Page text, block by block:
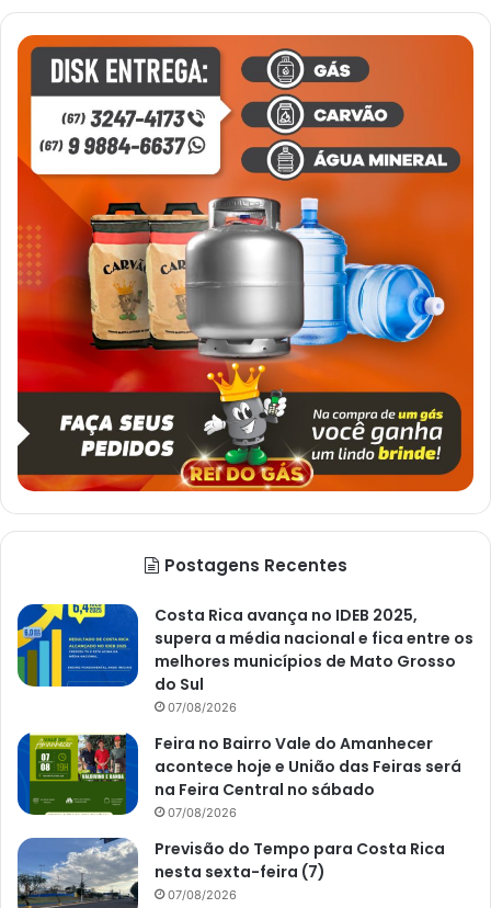
Postagens Recentes
Costa Rica avança no IDEB 2025,
supera a média nacional e fica entre os
melhores municípios de Mato Grosso
do Sul
07/08/2026
Feira no Bairro Vale do Amanhecer
acontece hoje e União das Feiras será
na Feira Central no sábado
07/08/2026
Previsão do Tempo para Costa Rica
nesta sexta-feira (7)
07/08/2026